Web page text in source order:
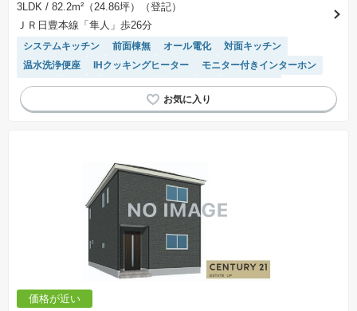
3LDK / 82.2m²（24.86坪）（登記）
ＪＲ日豊本線「隼人」歩26分
システムキッチン 前面棟無 オール電化
対面キッチン
温水洗浄便座
IHクッキングヒーター
モニター付きインターホン
食洗機
平坦地 窓付き浴室 陽当り良好 浴室乾燥機
価格が近い